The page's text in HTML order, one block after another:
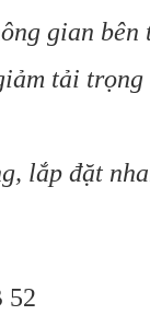
gian bên
tải trọng
lắp đặt
52